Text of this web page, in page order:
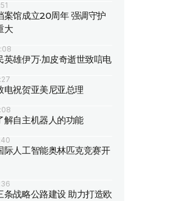
案馆成立20周年 强调守护
大
英雄伊万·加皮奇逝世致唁电
电祝贺亚美尼亚总理
解自主机器人的功能
际人工智能奥林匹克竞赛开
条战略公路建设 助力打造欧